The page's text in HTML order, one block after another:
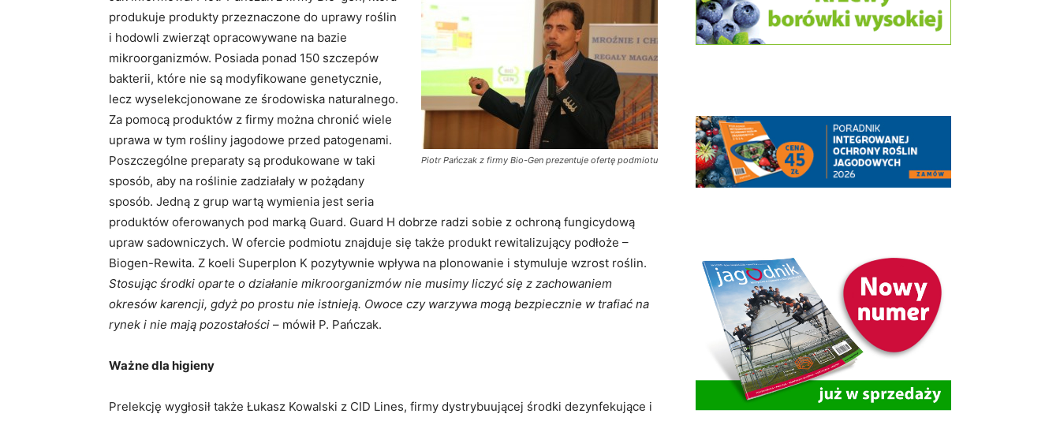
Piotr Pańczak z firmy Bio-Gen prezentuje ofertę podmiotu
produkuje produkty przeznaczone do uprawy roślin
i hodowli zwierząt opracowywane na bazie
mikroorganizmów. Posiada ponad 150 szczepów
bakterii, które nie są modyfikowane genetycznie,
lecz wyselekcjonowane ze środowiska naturalnego.
Za pomocą produktów z firmy można chronić wiele
uprawa w tym rośliny jagodowe przed patogenami.
Poszczególne preparaty są produkowane w taki
sposób, aby na roślinie zadziałały w pożądany
sposób. Jedną z grup wartą wymienia jest seria
produktów oferowanych pod marką Guard. Guard H dobrze radzi sobie z ochroną fungicydową
upraw sadowniczych. W ofercie podmiotu znajduje się także produkt rewitalizujący podłoże –
Biogen-Rewita. Z koeli Superplon K pozytywnie wpływa na plonowanie i stymuluje wzrost roślin.
Stosując środki oparte o działanie mikroorganizmów nie musimy liczyć się z zachowaniem
okresów karencji, gdyż po prostu nie istnieją. Owoce czy warzywa mogą bezpiecznie w trafiać na
rynek i nie mają pozostałości – mówił P. Pańczak.
Ważne dla higieny
Prelekcję wygłosił także Łukasz Kowalski z CID Lines, firmy dystrybuującej środki dezynfekujące i